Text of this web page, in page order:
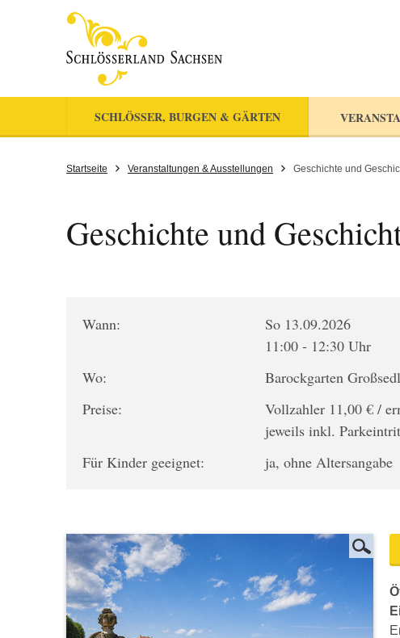
SCHLÖSSER, BURGEN & GÄRTEN
Startseite Veranstaltungen & Ausstellungen Geschichte und
Geschichte und
Wann:
So 13.09.2026
11:00 - 12:30 Uhr
Wo:
Barockgarten
Preise:
Vollzahler 11,00 € /
jeweils inkl.
Für Kinder geeignet:
ja, ohne Altersangabe